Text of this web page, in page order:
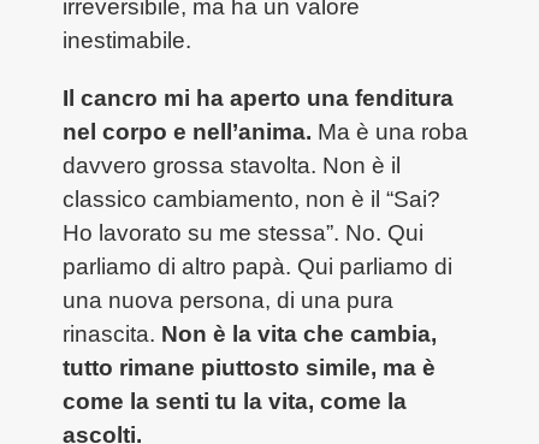
irreversibile, ma ha un valore
inestimabile.
Il cancro mi ha aperto una fenditura
nel corpo e nell’anima. Ma è una roba
davvero grossa stavolta. Non è il
classico cambiamento, non è il “Sai?
Ho lavorato su me stessa”. No. Qui
parliamo di altro papà. Qui parliamo di
una nuova persona, di una pura
rinascita. Non è la vita che cambia,
tutto rimane piuttosto simile, ma è
come la senti tu la vita, come la
ascolti.